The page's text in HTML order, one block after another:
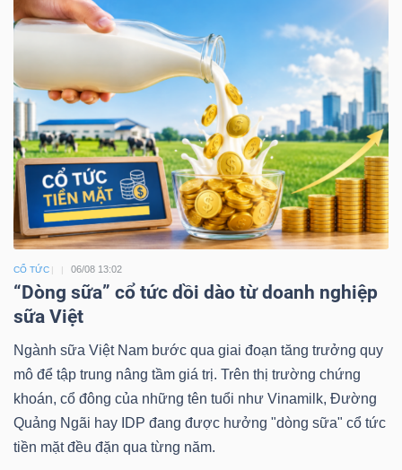
CỔ TỨC 06/08 13:02
“Dòng sữa” cổ tức dồi dào từ doanh nghiệp
sữa Việt
Ngành sữa Việt Nam bước qua giai đoạn tăng trưởng quy
mô để tập trung nâng tầm giá trị. Trên thị trường chứng
khoán, cổ đông của những tên tuổi như Vinamilk, Đường
Quảng Ngãi hay IDP đang được hưởng "dòng sữa" cổ tức
tiền mặt đều đặn qua từng năm.